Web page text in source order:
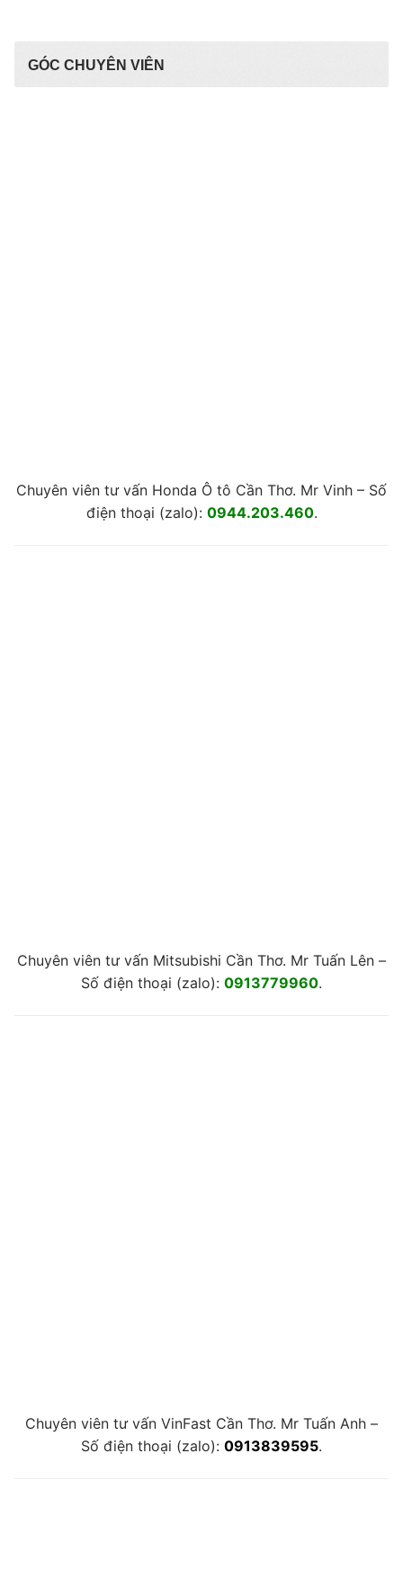
GÓC CHUYÊN VIÊN
Chuyên viên tư vấn Honda Ô tô Cần Thơ. Mr Vinh – Số
điện thoại (zalo): 0944.203.460.
Chuyên viên tư vấn Mitsubishi Cần Thơ. Mr Tuấn Lên –
Số điện thoại (zalo): 0913779960.
Chuyên viên tư vấn VinFast Cần Thơ. Mr Tuấn Anh –
Số điện thoại (zalo): 0913839595.